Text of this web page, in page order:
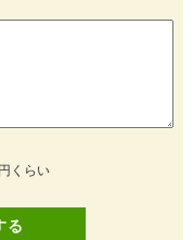
円くらい